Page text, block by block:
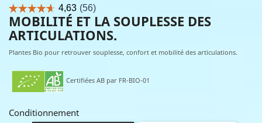
MOBILITÉ ET LA SOUPLESSE DES
ARTICULATIONS.
Plantes Bio pour retrouver souplesse, confort et mobilité des articulations.
Certifiées AB par FR-BIO-01
Conditionnement